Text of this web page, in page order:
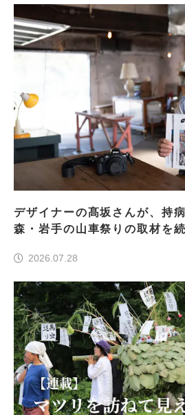
デザイナーの髙坂さんが、持
森・岩手の山車祭りの取材を
2026.07.28